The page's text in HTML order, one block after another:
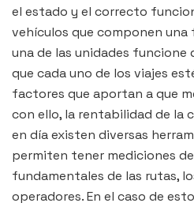
el estado y el correcto
vehículos que componen una
una de las unidades funcione
que cada uno de los viajes
factores que aportan a que
con ello, la rentabilidad de la
en día existen diversas
permiten tener mediciones
fundamentales de las rutas,
operadores. En el caso de